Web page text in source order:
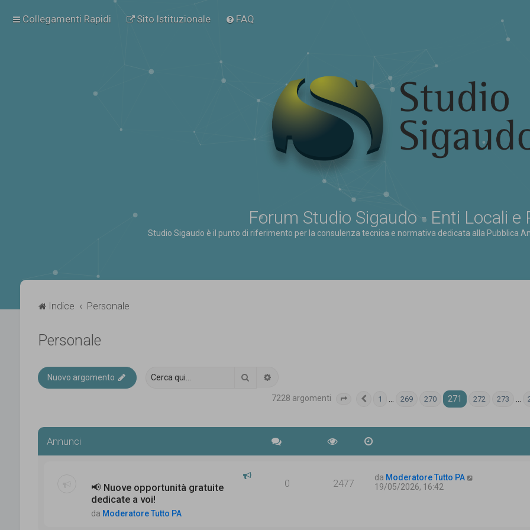
Collegamenti Rapidi Sito Istituzionale FAQ
Forum Studio Sigaudo - Enti Locali e
Studio Sigaudo è il punto di riferimento per la consulenza tecnica e normativa dedicata alla Pubblica
Indice Personale
Personale
Nuovo argomento Cerca
7228 argomenti Pagina 271 di 290
Precedente
1 269 270 271 272 273
Annunci
📢 Nuove opportunità gratuite
dedicate a voi!
da Moderatore Tutto PA
0 2477 da Moderatore Tutto PA
19/05/2026, 16:42